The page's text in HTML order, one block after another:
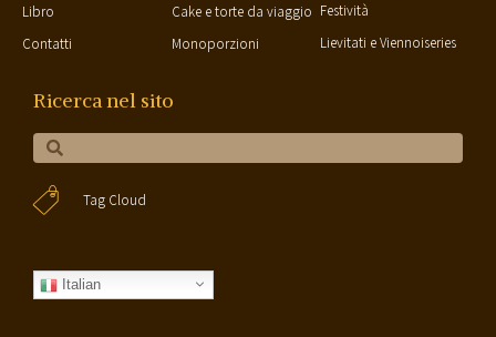
Libro
Contatti
Cake e torte da viaggio
Monoporzioni
Festività
Lievitati e Viennoiseries
Ricerca nel sito
Tag Cloud
Italian